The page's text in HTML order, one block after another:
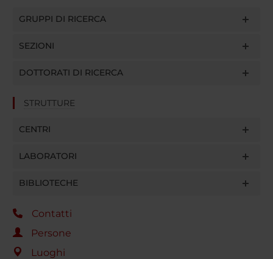
GRUPPI DI RICERCA
SEZIONI
DOTTORATI DI RICERCA
STRUTTURE
CENTRI
LABORATORI
BIBLIOTECHE
Contatti
Persone
Luoghi